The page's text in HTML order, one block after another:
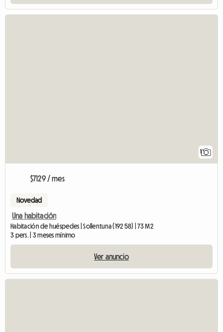
1
$7129 / mes
Novedad
Una habitación
Habitación de huéspedes | Sollentuna (192 58) | 73 M2
3 pers. | 3 meses mínimo
Ver anuncio